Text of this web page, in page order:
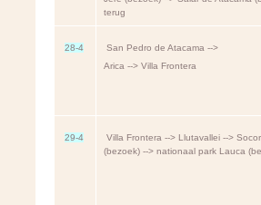
terug
28-4
San Pedro de Atacama -->
Arica --> Villa Frontera
29-4
Villa Frontera --> Llutavallei -->
(bezoek) --> nationaal park Lauca